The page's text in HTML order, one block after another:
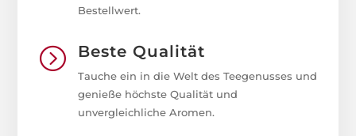
Bestellwert.
= Beste Qualität
Tauche ein in die Welt des Teegenusses und
genieße höchste Qualität und
unvergleichliche Aromen.